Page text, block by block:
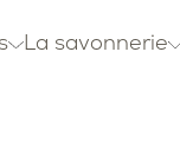
La savonnerie